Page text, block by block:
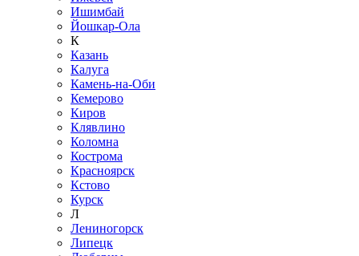
Ишимбай
Йошкар-Ола
К
Казань
Калуга
Камень-на-Оби
Кемерово
Киров
Клявлино
Коломна
Кострома
Красноярск
Кстово
Курск
Л
Лениногорск
Липецк